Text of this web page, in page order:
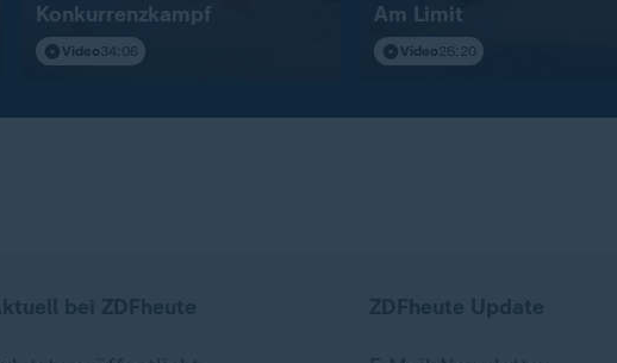
Konkurrenzkampf
Video34:06
Am Limit
Video26:20